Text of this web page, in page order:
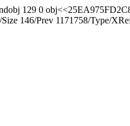
129 0
146/Prev 1171758/Type/